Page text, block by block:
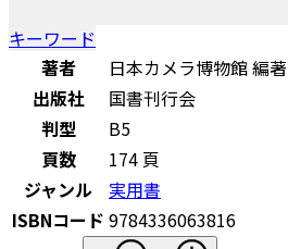
キーワード
著者
日本カメラ博物館 編著
出版社
国書刊行会
判型
B5
頁数
174 頁
ジャンル
実用書
ISBNコード 9784336063816